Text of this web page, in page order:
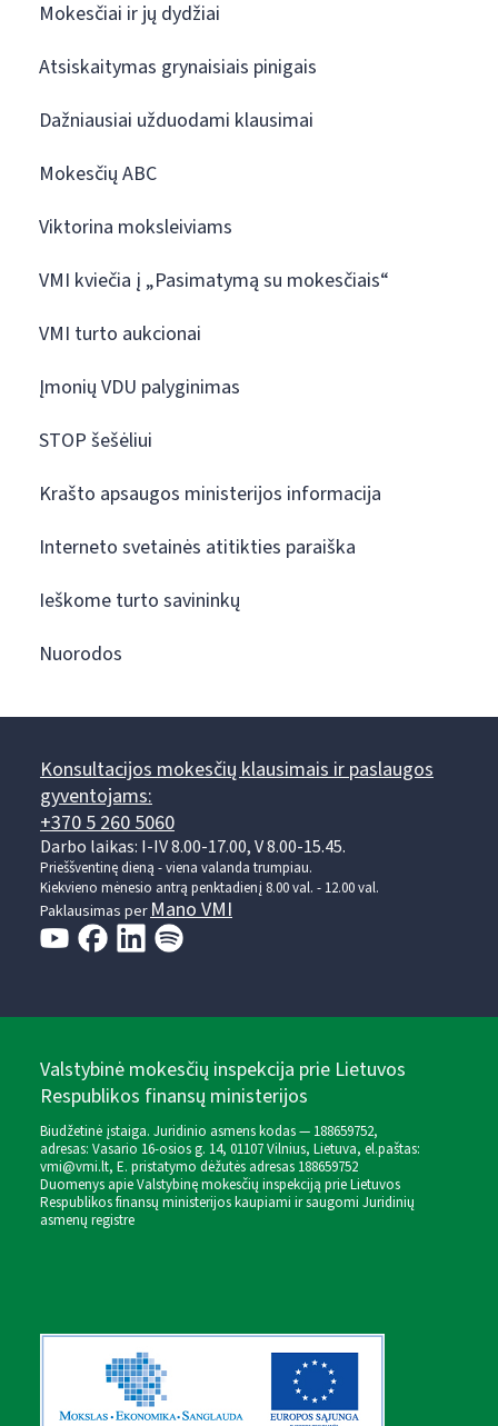
Mokesčiai ir jų dydžiai
Atsiskaitymas grynaisiais pinigais
Dažniausiai užduodami klausimai
Mokesčių ABC
Viktorina moksleiviams
VMI kviečia į „Pasimatymą su mokesčiais“
VMI turto aukcionai
Įmonių VDU palyginimas
STOP šešėliui
Krašto apsaugos ministerijos informacija
Interneto svetainės atitikties paraiška
Ieškome turto savininkų
Nuorodos
Konsultacijos mokesčių klausimais ir paslaugos
gyventojams:
+370 5 260 5060
Darbo laikas: I-IV 8.00-17.00, V 8.00-15.45.
Prieššventinę dieną - viena valanda trumpiau.
Kiekvieno mėnesio antrą penktadienį 8.00 val. - 12.00 val.
Paklausimas perMano VMI
Valstybinė mokesčių inspekcija prie Lietuvos
Respublikos finansų ministerijos
Biudžetinė įstaiga. Juridinio asmens kodas — 188659752,
adresas: Vasario 16-osios g. 14, 01107 Vilnius, Lietuva, el.paštas:
vmi@vmi.lt, E. pristatymo dėžutės adresas 188659752
Duomenys apie Valstybinę mokesčių inspekciją prie Lietuvos
Respublikos finansų ministerijos kaupiami ir saugomi Juridinių
asmenų registre